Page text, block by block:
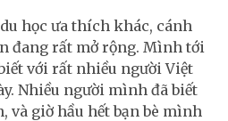
học ưa thích khác, cánh
đang rất mở rộng. Mình tới
với rất nhiều người Việt
Nhiều người mình đã biết
và giờ hầu hết bạn bè mình